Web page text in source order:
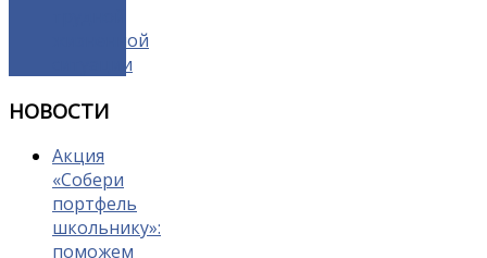
жизненной
ситуации
НОВОСТИ
Акция
«Собери
портфель
школьнику»:
поможем